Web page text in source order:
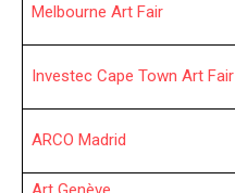
Melbourne Art Fair
Investec Cape Town Art Fair
ARCO Madrid